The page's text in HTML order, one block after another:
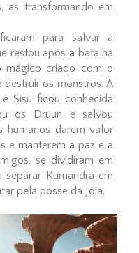
as transformando em
para salvar a
restou após a batalha
mágico criado com o
os monstros. A
Sisu ficou conhecida
os Druun e salvou
humanos darem valor
e manterem a paz e a
se dividiram em
separar Kumandra em
pela posse da Jóia.